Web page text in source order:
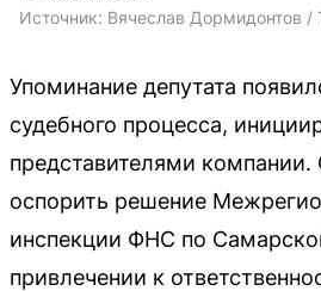
Источник: Вячеслав Дормидонтов /
Упоминание депутата
судебного процесса,
представителями
оспорить решение
инспекции ФНС по
привлечении к